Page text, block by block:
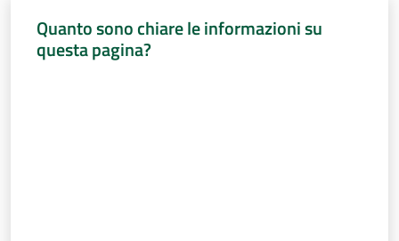
Per i media
Quanto sono chiare le informazioni su
questa pagina?